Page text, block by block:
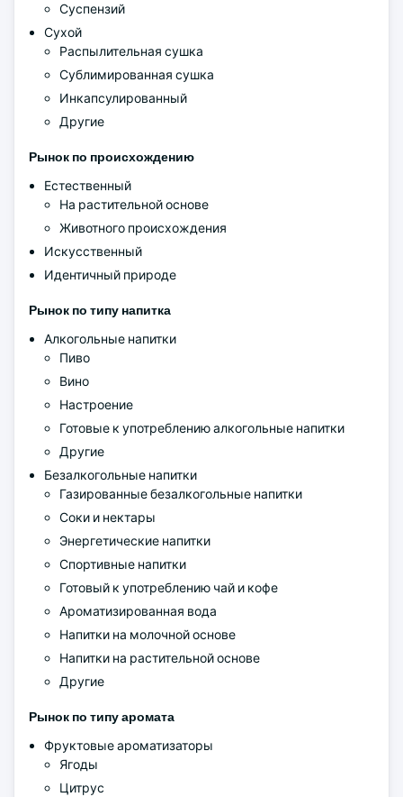
Суспензий
Сухой
Распылительная сушка
Сублимированная сушка
Инкапсулированный
Другие
Рынок по происхождению
Естественный
На растительной основе
Животного происхождения
Искусственный
Идентичный природе
Рынок по типу напитка
Алкогольные напитки
Пиво
Вино
Настроение
Готовые к употреблению алкогольные напитки
Другие
Безалкогольные напитки
Газированные безалкогольные напитки
Соки и нектары
Энергетические напитки
Спортивные напитки
Готовый к употреблению чай и кофе
Ароматизированная вода
Напитки на молочной основе
Напитки на растительной основе
Другие
Рынок по типу аромата
Фруктовые ароматизаторы
Ягоды
Цитрус